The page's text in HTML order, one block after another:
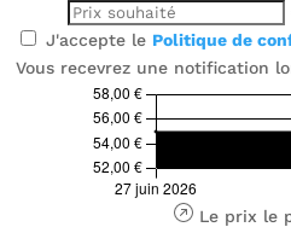
J'accepte le Politique de
Vous recevrez une notification
Le prix le